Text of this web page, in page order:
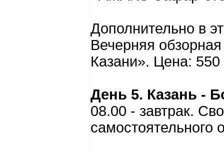
Дополнительно в
Вечерняя
Казани». Цена: 550
День 5. Казань -
08.00 - завтрак.
самостоятельного